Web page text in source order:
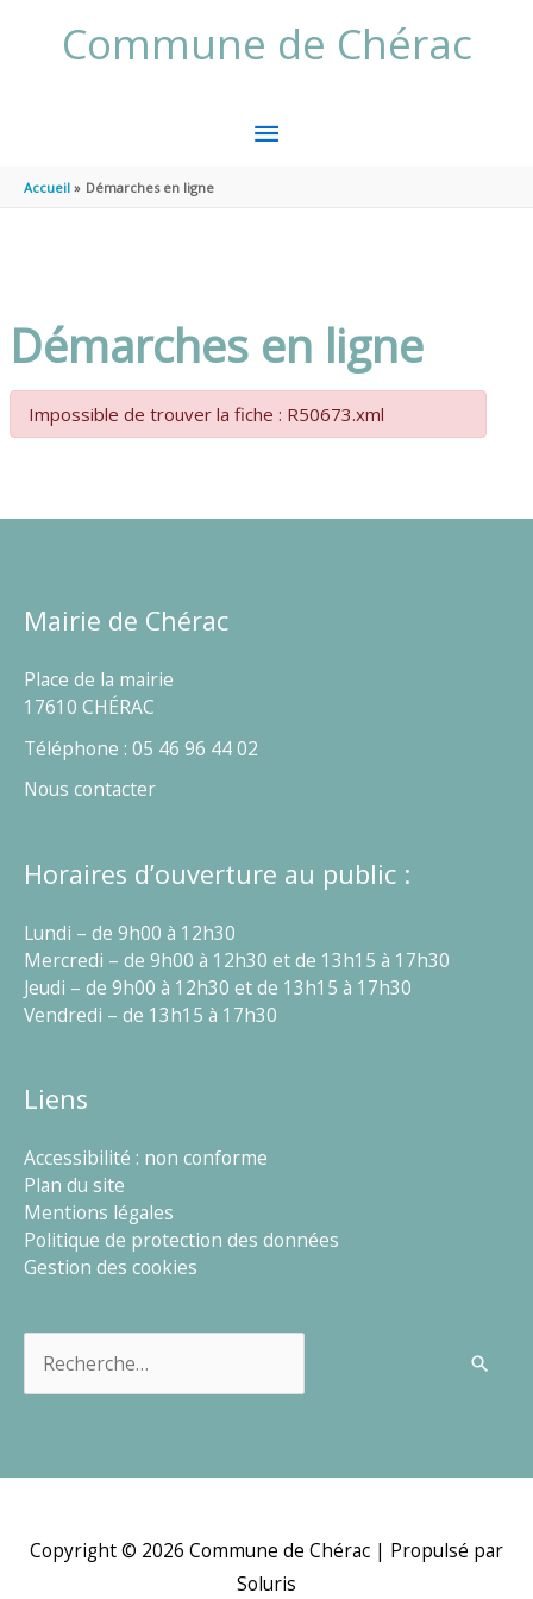
Commune de Chérac
MENU
Accueil Démarches en ligne
Démarches en ligne
Impossible de trouver la fiche : R50673.xml
Mairie de Chérac
Place de la mairie
17610 CHÉRAC
Téléphone : 05 46 96 44 02
Nous contacter
Horaires d’ouverture au public :
Lundi – de 9h00 à 12h30
Mercredi – de 9h00 à 12h30 et de 13h15 à 17h30
Jeudi – de 9h00 à 12h30 et de 13h15 à 17h30
Vendredi – de 13h15 à 17h30
Liens
Accessibilité : non conforme
Plan du site
Mentions légales
Politique de protection des données
Gestion des cookies
Copyright © 2026 Commune de Chérac | Propulsé par
Soluris